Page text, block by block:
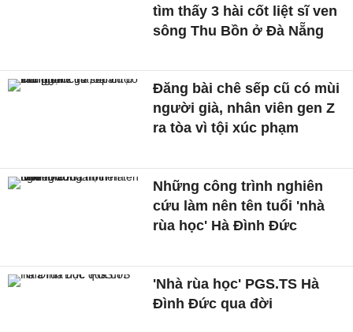
tìm thấy 3 hài cốt liệt sĩ ven
sông Thu Bồn ở Đà Nẵng
Đăng bài chê sếp cũ có mùi
người già, nhân viên gen Z
ra tòa vì tội xúc phạm
Những công trình nghiên
cứu làm nên tên tuổi 'nhà
rùa học' Hà Đình Đức
'Nhà rùa học' PGS.TS Hà
Đình Đức qua đời